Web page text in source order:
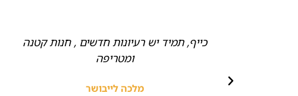
כייף, תמיד יש רעיונות חדשים , חנות קטנה
ומטריפה
מלכה לייבושר